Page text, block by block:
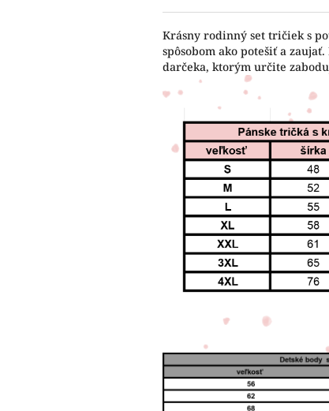
Krásny rodinný set tričiek s
spôsobom ako potešiť a
darčeka, ktorým určite